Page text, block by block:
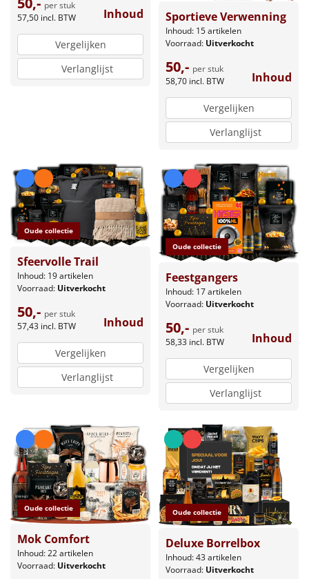
per stuk
57,50 incl. BTW Inhoud
Vergelijken
Verlanglijst
Sportieve Verwenning
Inhoud: 15 artikelen
Voorraad: Uitverkocht
50,- per stuk
58,70 incl. BTW Inhoud
Vergelijken
Verlanglijst
Oude collectie
Sfeervolle Trail
Inhoud: 19 artikelen
Voorraad: Uitverkocht
50,- per stuk
57,43 incl. BTW Inhoud
Vergelijken
Verlanglijst
Oude collectie
Feestgangers
Inhoud: 17 artikelen
Voorraad: Uitverkocht
50,- per stuk
58,33 incl. BTW Inhoud
Vergelijken
Verlanglijst
Oude collectie
Mok Comfort
Inhoud: 22 artikelen
Voorraad: Uitverkocht
Oude collectie
Deluxe Borrelbox
Inhoud: 43 artikelen
Voorraad: Uitverkocht